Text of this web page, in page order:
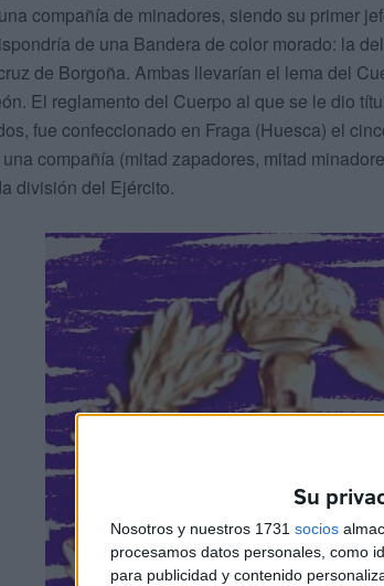
Su
Nosotros y nuestros 1731 socios
procesamos datos personales, como
para publicidad y contenido
compañía de minadores, siendo su primer
de una Bandera de color morado: la
de Borgoña. Ambas llevarían el lema del
El reglamento del Cuerpo al que se le dio
fue confeccionado en Fraga (Huesca) el
compañía (mitad zapadores, mitad
división del Ejército.